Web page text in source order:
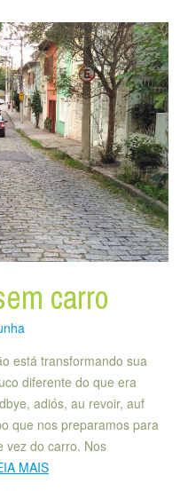
carro
está transformando sua
diferente do que era
adiós, au revoir, auf
que nos preparamos para
vez do carro. Nos
MAIS